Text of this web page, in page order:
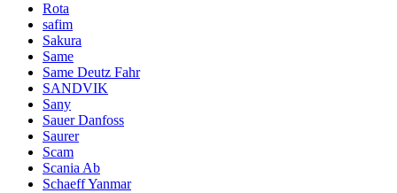
Rota
safim
Sakura
Same
Same Deutz Fahr
SANDVIK
Sany
Sauer Danfoss
Saurer
Scam
Scania Ab
Schaeff Yanmar